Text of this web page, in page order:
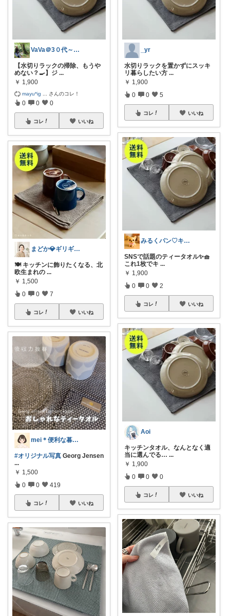
VaVa＠3０代～初めての都内暮らし
【水切りラックの掃除、もうや
めない？🍳】ジ ...
￥ 1,900
mayu*ig さんのコレ！
0 0 0
コレ いいね
まどか💎ギリギリアラサーOL
🍽️ キッチンに飾りたくなる、北
欧生まれの ...
￥ 1,500
0 0 7
コレ いいね
mei＊便利な暮らし🌸かわいいもの
#オリジナル写真 Georg Jensen
...
￥ 1,500
0 0 419
コレ いいね
_yr
水切りラックを置かずにスッキ
リ暮らしたい方 ...
￥ 1,900
0 0 5
コレ いいね
みるくパン♡キッチンルーム
SNSで話題のティータオル✨🧺
これ1枚でキ ...
￥ 1,900
0 0 2
コレ いいね
Aoi
キッチンタオル、なんとなく適
当に選んでる… ...
￥ 1,900
0 0 0
コレ いいね